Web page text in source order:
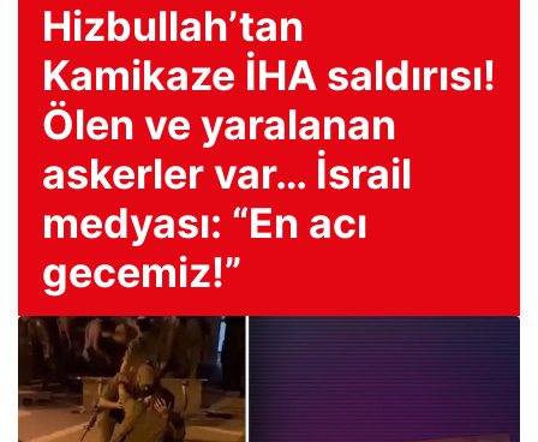
Hizbullah’tan
Kamikaze İHA saldırısı!
Ölen ve yaralanan
askerler var… İsrail
medyası: “En acı
gecemiz!”